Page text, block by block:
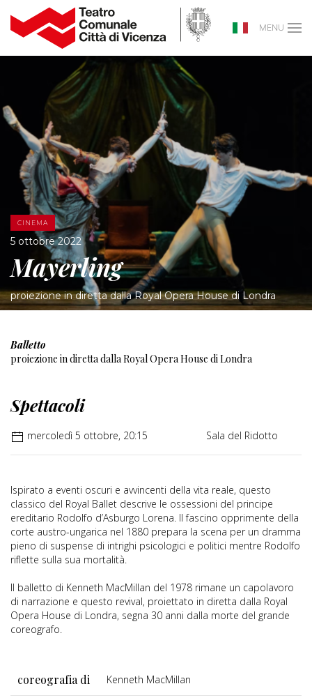
MENU
CINEMA
5 ottobre 2022
Mayerling
proiezione in diretta dalla Royal Opera House di Londra
Balletto
proiezione in diretta dalla Royal Opera House di Londra
Spettacoli
mercoledì 5 ottobre, 20:15 Sala del Ridotto
Ispirato a eventi oscuri e avvincenti della vita reale, questo
classico del Royal Ballet descrive le ossessioni del principe
ereditario Rodolfo d’Asburgo Lorena. Il fascino opprimente della
corte austro-ungarica nel 1880 prepara la scena per un dramma
pieno di suspense di intrighi psicologici e politici mentre Rodolfo
riflette sulla sua mortalità.
Il balletto di Kenneth MacMillan del 1978 rimane un capolavoro
di narrazione e questo revival, proiettato in diretta dalla Royal
Opera House di Londra, segna 30 anni dalla morte del grande
coreografo.
coreografia di Kenneth MacMillan